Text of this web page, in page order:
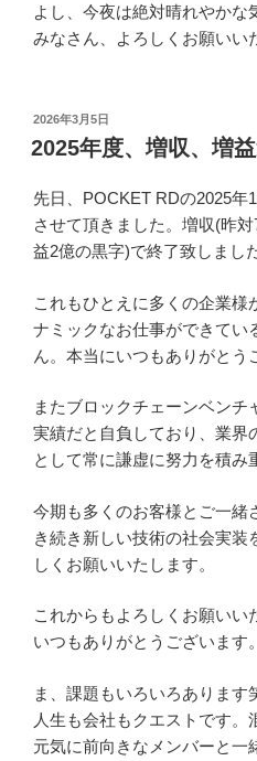
よし、今夜は絶対晴れやかな
みなさん、よろしくお願いい
投
稿
日:
2026年3月5日
2025年度、増収、増益
先日、POCKET RDの2025年
させて頂きました。増収(昨
益2億の黒字)で終了致しました
これもひとえに多くの企業様
ナミックなお仕事ができてい
ん。本当にいつもありがとう
またブロックチェーンベンチ
実績だと自負しており、業界
として常に謙虚に努力を積み
今期も多くのお客様とご一緒
き続き新しい技術の社会実装
しくお願いいたします。
これからもよろしくお願いい
いつもありがとうございます。
ま、課題もいろいろあります
人生も会社もクエストです。
元気に前向きなメンバーと一